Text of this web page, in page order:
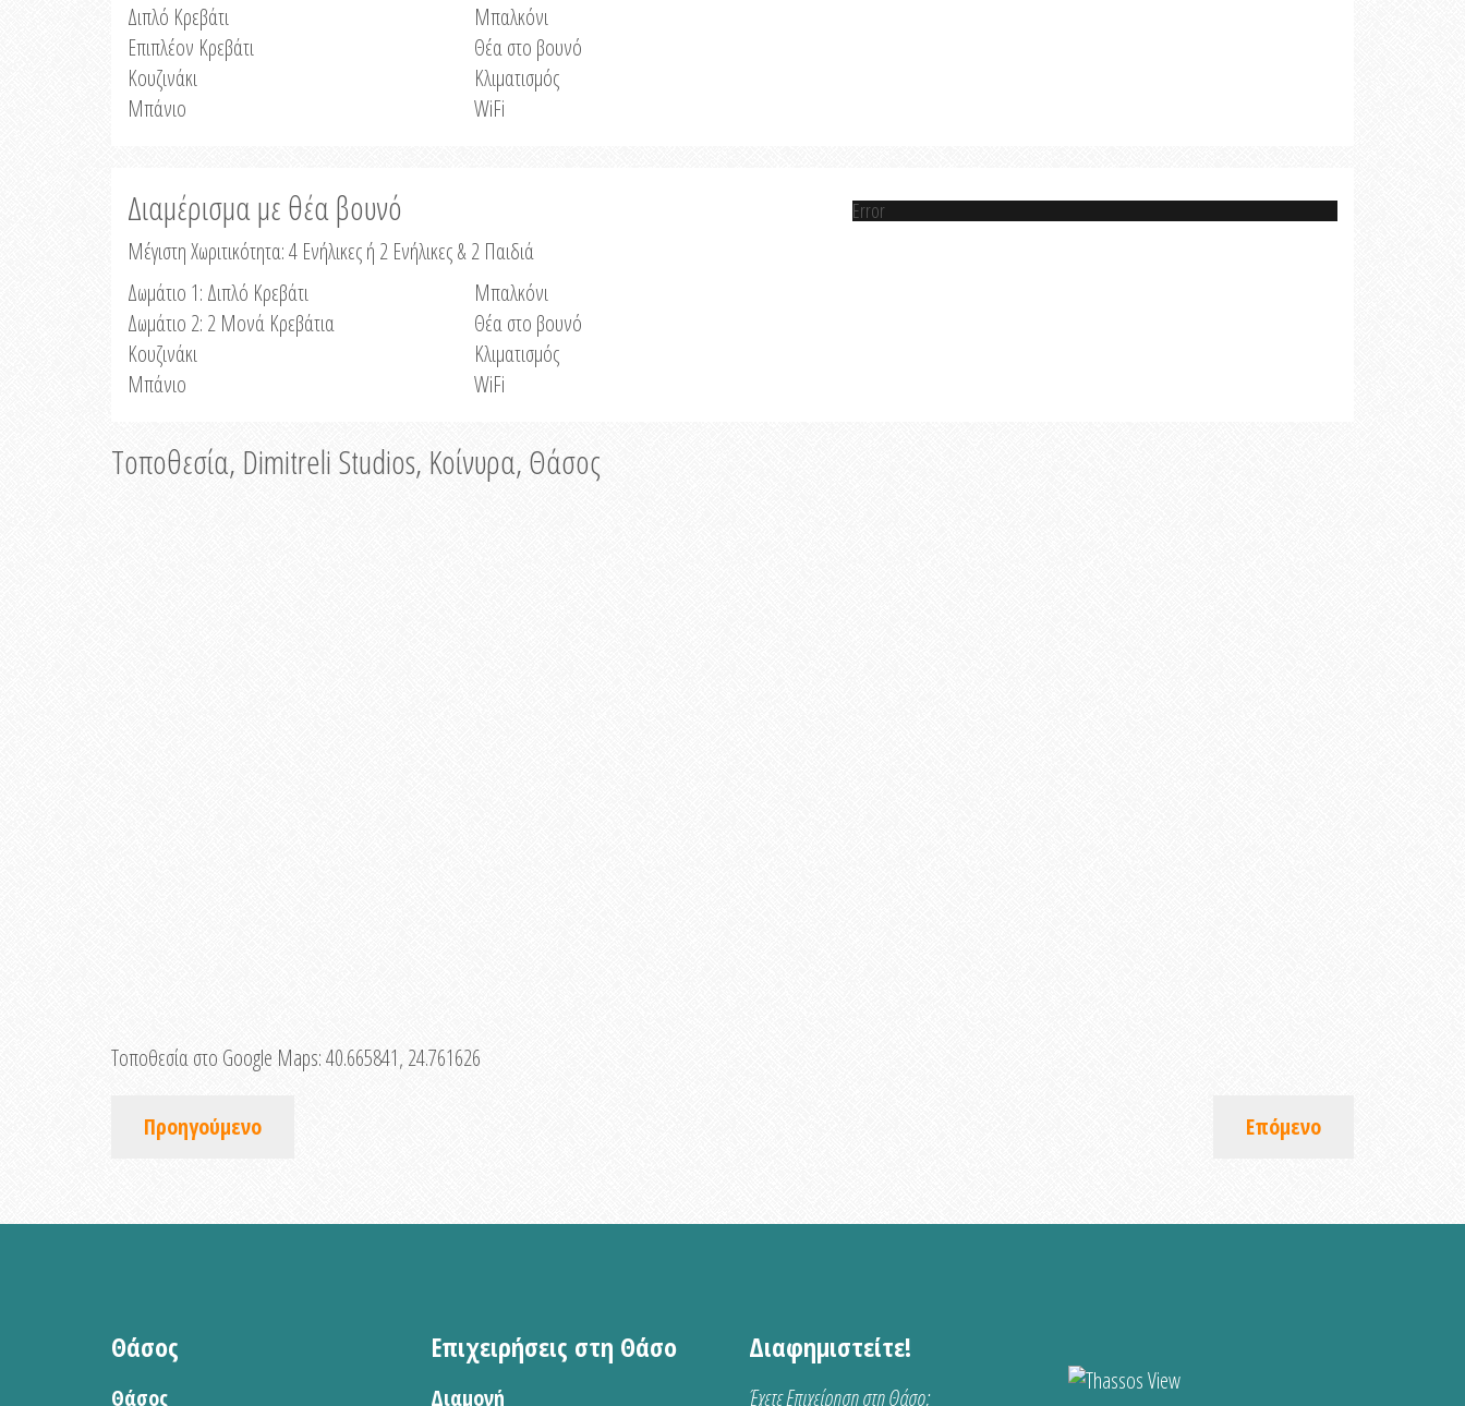
Διπλό Κρεβάτι
Επιπλέον Κρεβάτι
Κουζινάκι
Μπάνιο
Μπαλκόνι
Θέα στο βουνό
Κλιματισμός
WiFi
Διαμέρισμα με θέα βουνό
Μέγιστη Χωριτικότητα: 4 Ενήλικες ή 2 Ενήλικες & 2 Παιδιά
Δωμάτιο 1: Διπλό Κρεβάτι
Δωμάτιο 2: 2 Μονά Κρεβάτια
Κουζινάκι
Μπάνιο
Μπαλκόνι
Θέα στο βουνό
Κλιματισμός
WiFi
Error
Τοποθεσία, Dimitreli Studios, Κοίνυρα, Θάσος
Τοποθεσία στο Google Maps:40.665841, 24.761626
Προηγούμενο Επόμενο
Θάσος
Θάσος
Επιχειρήσεις στη Θάσο
Διαμονή
Διαφημιστείτε!
Έχετε Επιχείρηση στη Θάσο;